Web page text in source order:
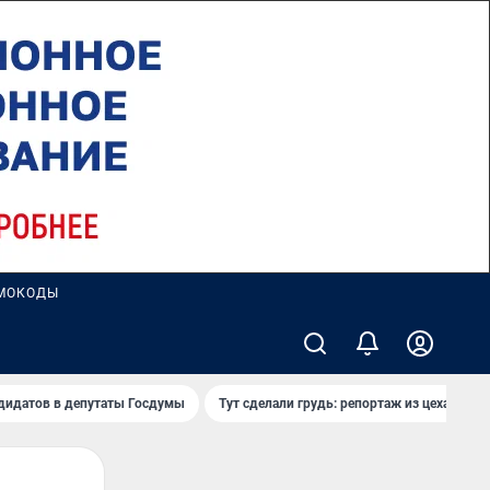
в депутаты Госдумы Тут сделали грудь: репортаж из цеха